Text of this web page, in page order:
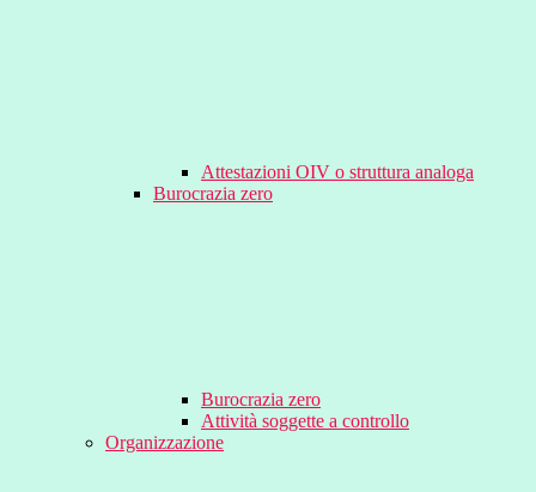
Attestazioni OIV o struttura analoga
Burocrazia zero
Burocrazia zero
Attività soggette a controllo
Organizzazione